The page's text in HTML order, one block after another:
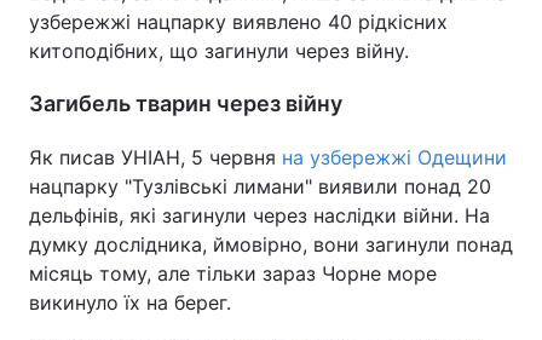
узбережжі нацпарку виявлено 40 рідкісних
китоподібних, що загинули через війну.
Загибель тварин через війну
Як писав УНІАН, 5 червня на узбережжі Одещини
нацпарку "Тузлівські лимани" виявили понад 20
дельфінів, які загинули через наслідки війни. На
думку дослідника, ймовірно, вони загинули понад
місяць тому, але тільки зараз Чорне море
викинуло їх на берег.